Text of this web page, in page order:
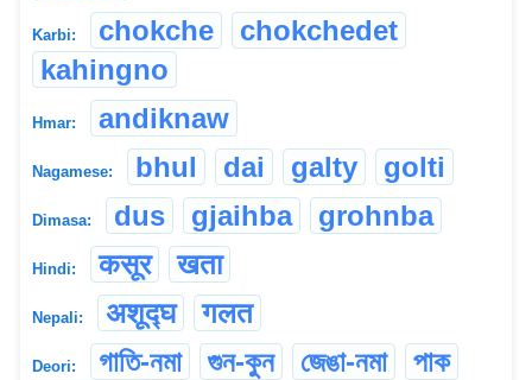
Karbi: chokche
chokchedet
kahingno
Hmar: andiknaw
Nagamese: bhul dai galty golti
Dimasa: dus gjaihba grohnba
Hindi: कसूर खता
Nepali: अशूद्घ गलत
Deori: গাতি-নমা গুন-কুন জেঙা-নমা
পাক